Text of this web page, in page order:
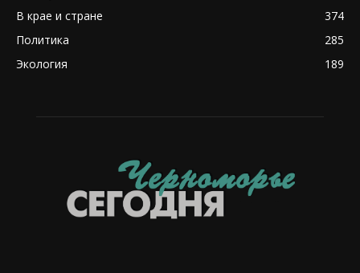
В крае и стране
374
Политика
285
Экология
189